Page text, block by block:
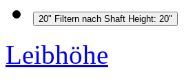
20" Filtern nach Shaft Height: 20"
Leibhöhe